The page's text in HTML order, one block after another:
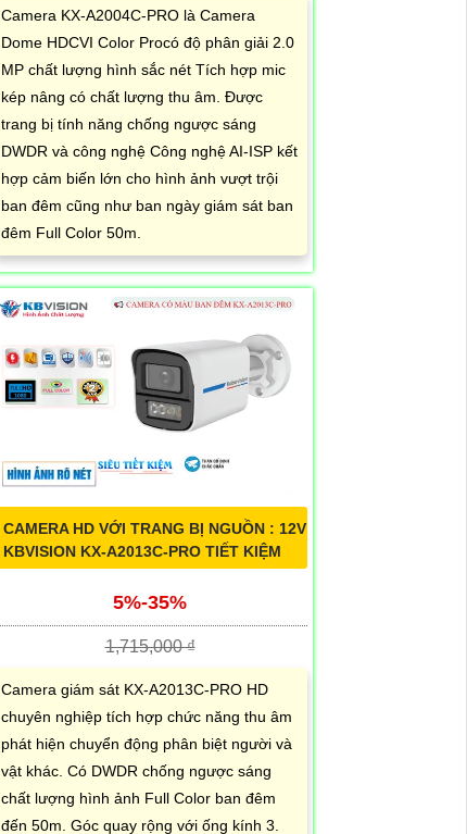
Camera KX-A2004C-PRO là Camera
Dome HDCVI Color Procó độ phân giải 2.0
MP chất lượng hình sắc nét Tích hợp mic
kép nâng có chất lượng thu âm. Được
trang bị tính năng chống ngược sáng
DWDR và công nghệ Công nghệ AI-ISP kết
hợp cảm biến lớn cho hình ảnh vượt trội
ban đêm cũng như ban ngày giám sát ban
đêm Full Color 50m.
CAMERA HD VỚI TRANG BỊ NGUỒN : 12V
KBVISION KX-A2013C-PRO TIẾT KIỆM
5%-35%
1,715,000 ₫
Camera giám sát KX-A2013C-PRO HD
chuyên nghiệp tích hợp chức năng thu âm
phát hiện chuyển động phân biệt người và
vật khác. Có DWDR chống ngược sáng
chất lượng hình ảnh Full Color ban đêm
đến 50m. Góc quay rộng với ống kính 3.